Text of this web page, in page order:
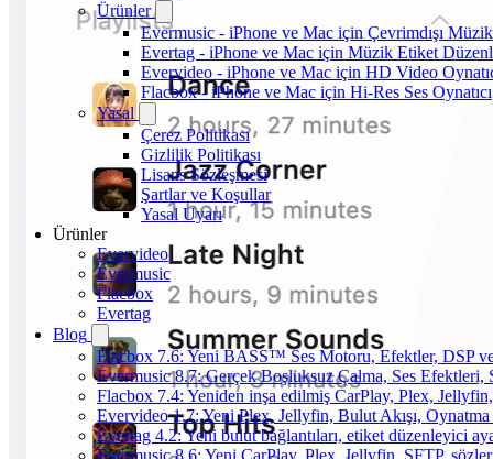
Ürünler
Evermusic - iPhone ve Mac için Çevrimdışı
Evertag - iPhone ve Mac için Müzik Etiket
Evervideo - iPhone ve Mac için HD Video
Flacbox - iPhone ve Mac için Hi-Res Ses Oynatıcı
Yasal
Çerez Politikası
Gizlilik Politikası
Lisans Sözleşmesi
Şartlar ve Koşullar
Yasal Uyarı
Ürünler
Evervideo
Evermusic
Flacbox
Evertag
Blog
Flacbox 7.6: Yeni BASS™ Ses Motoru, Efektler, DSP
Evermusic 8.7: Gerçek Boşluksuz Çalma, Ses
Flacbox 7.4: Yeniden inşa edilmiş CarPlay, Plex,
Evervideo 1.7: Yeni Plex, Jellyfin, Bulut Akışı,
Evertag 4.2: Yeni bulut bağlantıları, etiket düzenleyici
Evermusic 8.6: Yeni CarPlay, Plex, Jellyfin, SFTP,